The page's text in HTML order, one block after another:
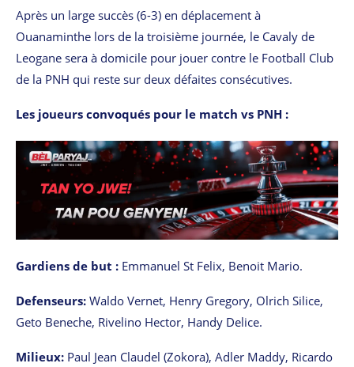
Après un large succès (6-3) en déplacement à
Ouanaminthe lors de la troisième journée, le Cavaly de
Leogane sera à domicile pour jouer contre le Football Club
de la PNH qui reste sur deux défaites consécutives.
Les joueurs convoqués pour le match vs PNH :
Gardiens de but : Emmanuel St Felix, Benoit Mario.
Defenseurs: Waldo Vernet, Henry Gregory, Olrich Silice,
Geto Beneche, Rivelino Hector, Handy Delice.
Milieux: Paul Jean Claudel (Zokora), Adler Maddy, Ricardo